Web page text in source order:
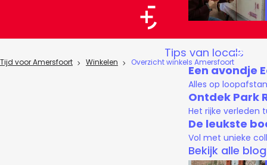
G
a
r
Tips van locals
Een avondje
Alles op
Ontdek Park
Het rijke verleden
De leukste
Vol met unieke
Bekijk alle
Tijd voor Amersfoort Winkelen Overzicht winkels Amersfoort